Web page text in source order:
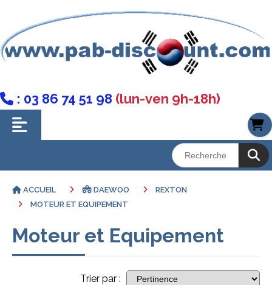
 : 03 86 74 51 98 (lun-ven 9h-18h)
ACCUEIL DAEWOO
REXTON
MOTEUR ET EQUIPEMENT
Moteur et Equipement
Trier par :